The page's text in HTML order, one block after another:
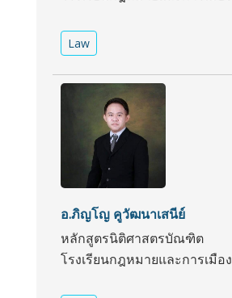
Law
อ.ภิญโญ คูวัฒนาเสนีย์
หลักสูตรนิติศาสตรบัณฑิต
โรงเรียนกฎหมายและการเมือง